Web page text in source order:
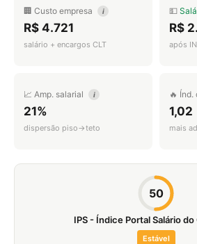
🏢 Custo empresa i
R$ 4.721
salário + encargos CLT
💵
R$
após
📈 Amp. salarial i
21%
dispersão piso→teto
🔥
1,02
mais
50
IPS - Índice Portal Salário do
Estável